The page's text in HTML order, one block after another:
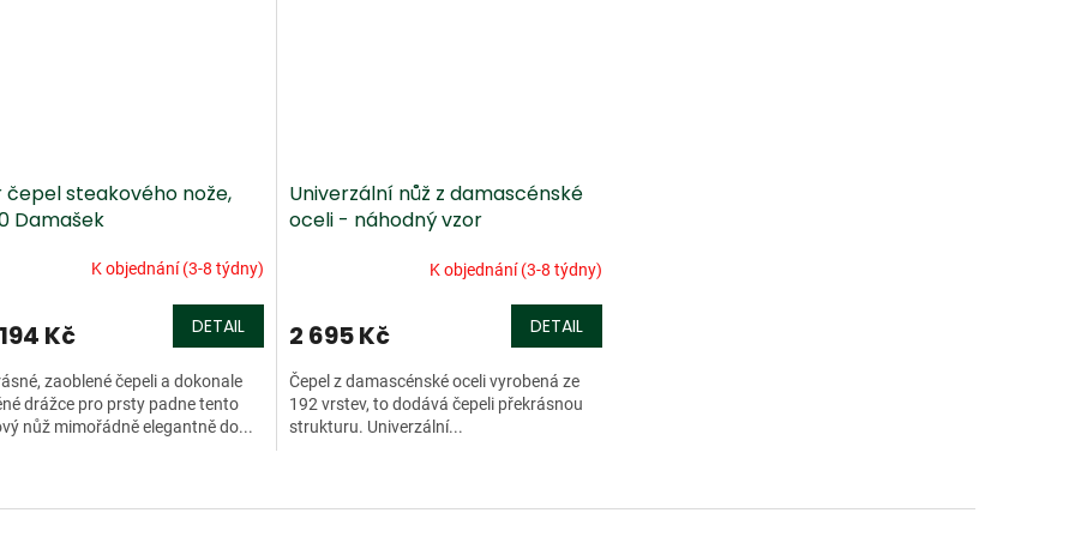
čepel steakového nože,
Damašek
K objednání (3-8 týdny)
Kč DETAIL
zaoblené čepeli a dokonale
drážce pro prsty padne tento
nůž mimořádně elegantně do...
Univerzální nůž z damascénské
oceli - náhodný vzor
K objednání (3-8 týdny)
2 695 Kč DETAIL
Čepel z damascénské oceli vyrobená ze
192 vrstev, to dodává čepeli překrásnou
strukturu. Univerzální...
v